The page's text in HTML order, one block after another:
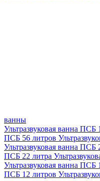
ванны
Ультразвуковая ванна ПСБ
ПСБ 56 литров
Ультразвуковая ванна ПСБ
ПСБ 22 литра
Ультразвуковая ванна ПСБ
ПСБ 12 литров